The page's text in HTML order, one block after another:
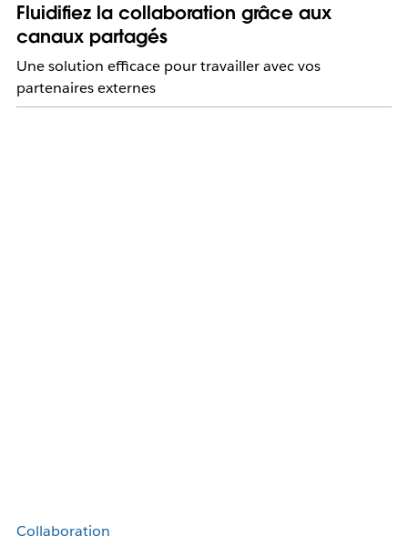
Fluidifiez la collaboration grâce aux
canaux partagés
Une solution efficace pour travailler avec vos
partenaires externes
Collaboration